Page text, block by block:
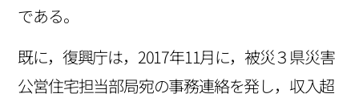
である。
既に，復興庁は，2017年11月に，被災３県災害
公営住宅担当部局宛の事務連絡を発し，収入超